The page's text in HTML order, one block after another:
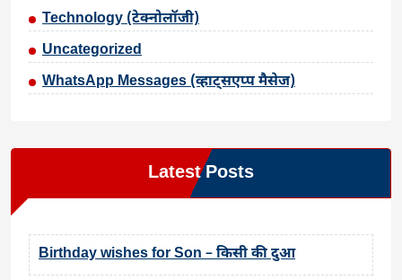
Technology (टेक्नोलॉजी)
Uncategorized
WhatsApp Messages (व्हाट्सएप्प मैसेज)
Latest Posts
Birthday wishes for Son – किसी की दुआ